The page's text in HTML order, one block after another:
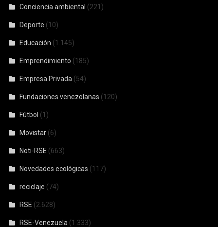
Conciencia ambiental (221)
Deporte (10)
Educación (1.145)
Emprendimiento (185)
Empresa Privada (54)
Fundaciones venezolanas (120)
Fútbol (1)
Movistar (6)
Noti-RSE (663)
Novedades ecológicas (117)
reciclaje (74)
RSE (2.628)
RSE-Venezuela (1.333)